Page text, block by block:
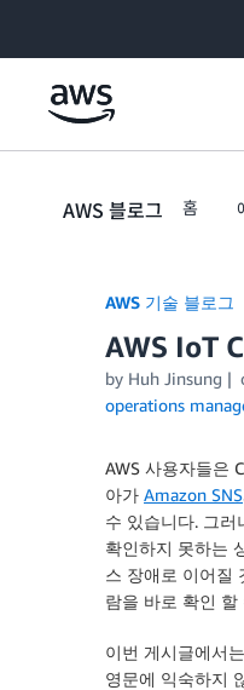
AWS 블로그 홈
AWS 기술 블로그
AWS IoT
by Huh Jinsung
operations
AWS 사용자들은
아가 Amazon SNS
수 있습니다. 그러
확인하지 못하는
스 장애로 이어질
람을 바로 확인
이번 게시글에서
영문에 익숙하지